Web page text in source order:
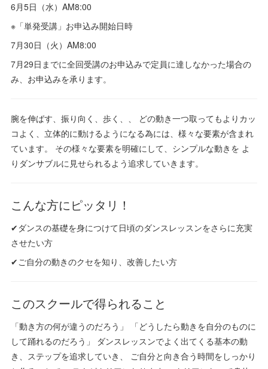
6月5日（水）AM8:00
※「単発受講」お申込み開始日時
7月30日（火）AM8:00
7月29日までに全回受講のお申込みで定員に達しなかった場合の
み、お申込みを承ります。
腕を伸ばす、振り向く、歩く、、 どの動き一つ取ってもよりカッ
コよく、立体的に動けるようになる為には、様々な要素が含まれ
ています。 その様々な要素を明確にして、シンプルな動きを よ
りダンサブルに見せられるよう追求していきます。
こんな方にピッタリ！
✔ダンスの基礎を身につけて日頃のダンスレッスンをさらに充実
させたい方
✔ご自分の動きのクセを知り、改善したい方
このスクールで得られること
「動き方の何が違うのだろう」 「どうしたら動きを自分のものに
して踊れるのだろう」 ダンスレッスンでよく出てくる基本の動
き、ステップを追求していき、 ご自分と向き合う時間をしっかり